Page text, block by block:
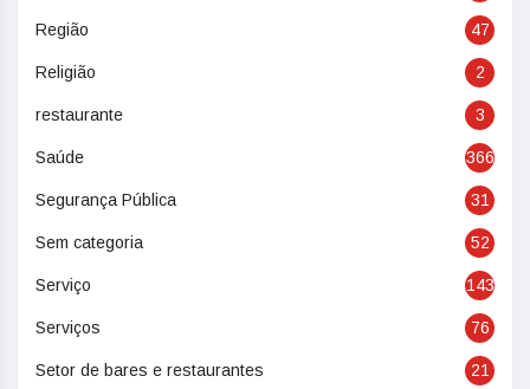
Região 47
Religião 2
restaurante 3
Saúde 366
Segurança Pública 31
Sem categoria 52
Serviço 143
Serviços 76
Setor de bares e restaurantes 21